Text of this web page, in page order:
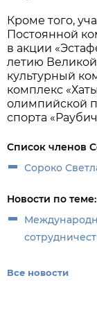
Кроме того,
Постоянной
в акции
летию
культурный
комплекс
олимпийской
спорта
Список членов
Сороко
Новости по теме:
Все новости